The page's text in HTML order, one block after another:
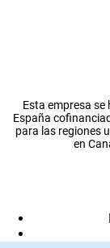
Esta empresa se
España
para las regiones
en